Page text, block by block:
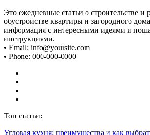
Это ежедневные статьи о строительстве и
обустройстве квартиры и загородного
информация с интересными идеями и
инструкциями.
• Email: info@yoursite.com
• Phone: 000-000-0000
Топ статьи:
Угловая кухня: преимущества и как